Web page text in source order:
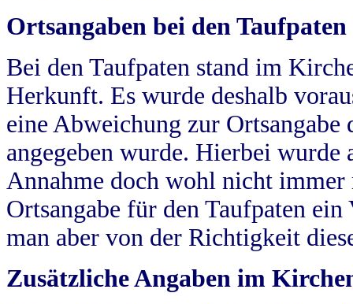
Ortsangaben bei den Taufpaten
Bei den Taufpaten stand im
Herkunft. Es wurde deshalb
eine Abweichung zur
angegeben wurde. Hierbei wurde
Annahme doch wohl nicht
Ortsangabe für den Taufpaten
man aber von der Richtigkeit
Zusätzliche Angaben im